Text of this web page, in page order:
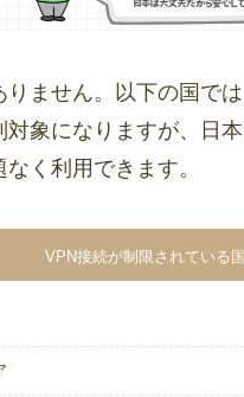
りません。以下の国で
対象になりますが、日
く利用できます。
VPN接続が制限されている国